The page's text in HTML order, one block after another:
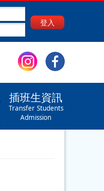
登入
插班生資訊
Transfer Students
Admission